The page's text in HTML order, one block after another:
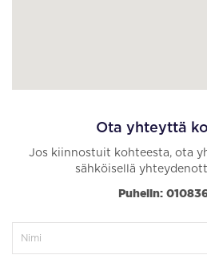
Ota yhteyttä
Jos kiinnostuit kohteesta, ota
sähköisellä
Puhelin: